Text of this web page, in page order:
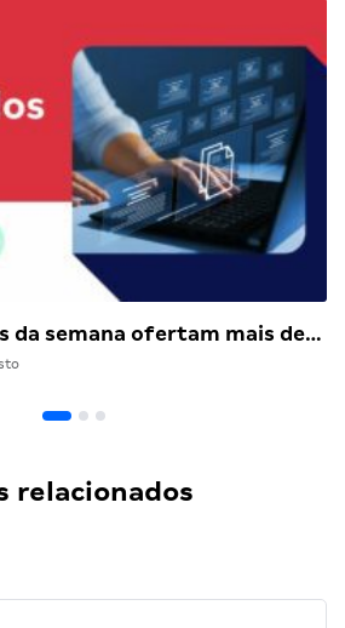
da semana ofertam mais de…
relacionados